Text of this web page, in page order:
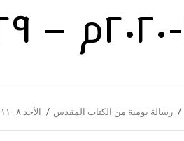
رسالة يومية من الكتاب المقدس الأحد ٨ -١١-٢٠٢٠م – ٢٩ بابة ١٧٣٧ش